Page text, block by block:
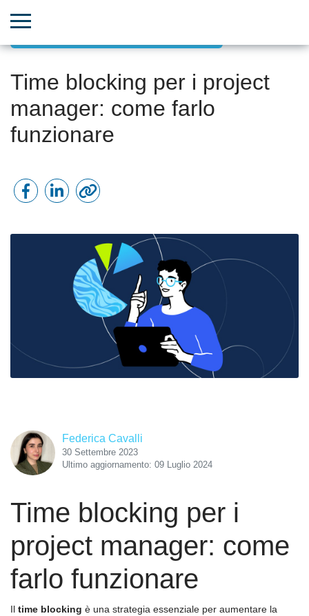
Time blocking per i project
manager: come farlo
funzionare
Federica Cavalli
30 Settembre 2023
Ultimo aggiornamento: 09 Luglio 2024
Time blocking per i
project manager: come
farlo funzionare
Il time blocking è una strategia essenziale per aumentare la